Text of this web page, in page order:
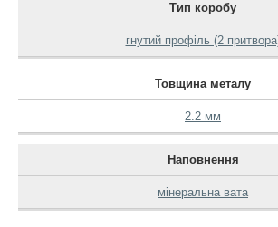
Тип коробу
гнутий профіль (2
Товщина металу
2.2 мм
Наповнення
мінеральна вата